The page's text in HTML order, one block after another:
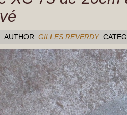
AUTHOR: GILLES REVERDY